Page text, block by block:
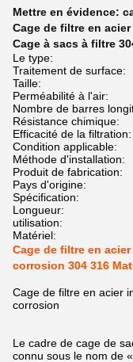
Mettre en évidence:
Cage de filtre en
Cage à sacs à filtre
Le type:
Traitement de surface:
Taille:
Perméabilité à l'air:
Nombre de barres
Résistance chimique:
Efficacité de la filtration:
Condition applicable:
Méthode d'installation:
Produit de fabrication:
Pays d'origine:
Spécification:
Longueur:
utilisation:
Matériel:
Cage de filtre en
corrosion 304 316
Cage de filtre en acier
corrosion
Le cadre de cage de
connu sous le nom de